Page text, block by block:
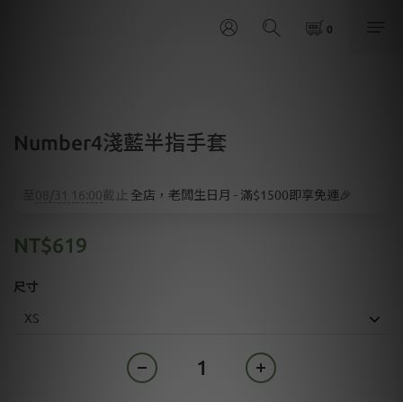
Number4淺藍半指手套
08/31 16:00截止 全店，老闆生日月 - 滿$1500即享免運🎉
NT$619
尺寸